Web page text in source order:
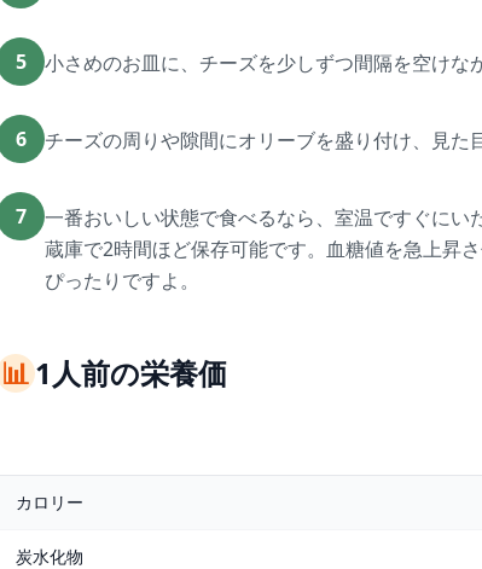
5 小さめのお皿に、チーズを少しずつ間隔を空けな
6 チーズの周りや隙間にオリーブを盛り付け、見た
7
一番おいしい状態で食べるなら、室温ですぐに
蔵庫で2時間ほど保存可能です。血糖値を急上昇
ぴったりですよ。
📊1人前の栄養価
カロリー
炭水化物